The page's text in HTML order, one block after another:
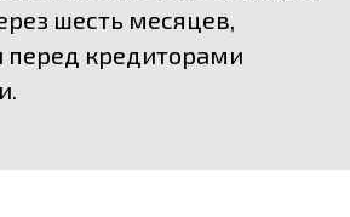
шесть месяцев,
перед кредиторами